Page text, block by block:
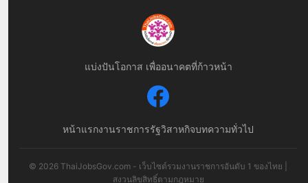
แบ่งปันโอกาส เพื่ออนาคตที่ก้าวหน้า
หน้าแรกงานราชการรัฐวิสาหกิจบทความทั่วไป
© 2026 ThaiJobsGov.com - เว็บไซต์รวมงานราชการอันดับ 1 ของไทย |
สงวนลิขสิทธิ์ตามกฎหมาย